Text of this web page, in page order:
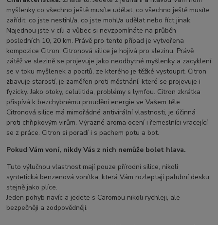
myšlenky co všechno ještě musíte udělat, co všechno ještě musíte
zařídit, co jste nestihl/a, co jste mohl/a udělat nebo říct jinak.
Najednou jste v cíli a vůbec si nevzpomínáte na průběh
posledních 10, 20 km. Právě pro tento případ je vytvořena
kompozice Citron. Citronová silice je hojivá pro slezinu. Právě
zátěž ve slezině se projevuje jako neodbytné myšlenky a zacyklení
se v toku myšlenek a pocitů, ze kterého je těžké vystoupit. Citron
zbavuje starostí, je zaměřen proti městnání, které se projevuje i
fyzicky. Jako otoky, celulitida, problémy s lymfou. Citron zkrátka
přispívá k bezchybnému proudění energie ve Vašem těle.
Citronová silice má mimořádné antivirální vlastnosti, je účinná
proti chřipkovým virům. Výrazné aroma ocení i řemeslníci vracející
se z práce. Citron si poradí i s pachem potu a bot.
Pokud Vám voní, nikdy Vás z nich nemůže bolet hlava.
Tuto výlučnou vlastnost mají pouze přírodní silice, nikoli
syntetická benzenová vonítka, která Vám rozleptají palubní desku
stejně jako plíce.
Jeden pohyb navíc a jedete s Caromou nikoli rychleji, ale
bezpečněji a zodpovědněji.